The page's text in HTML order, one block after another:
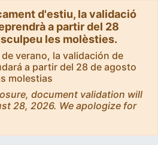
d'estiu, la validació
a partir del 28
les molèsties.
verano, la validación de
a partir del 28 de agosto
molestias
document validation will
28, 2026. We apologize for